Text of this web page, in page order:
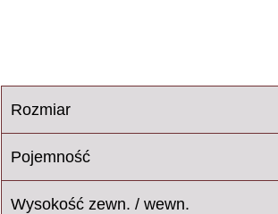
Rozmiar
Pojemność
Wysokość zewn. / wewn.